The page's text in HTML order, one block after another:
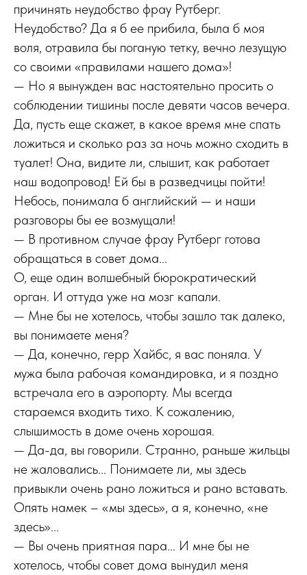
причинять неудобство фрау Рутберг.
Неудобство? Да я б ее прибила, была б моя
воля, отравила бы поганую тетку, вечно лезущую
со своими «правилами нашего дома»!
— Но я вынужден вас настоятельно просить о
соблюдении тишины после девяти часов вечера.
Да, пусть еще скажет, в какое время мне спать
ложиться и сколько раз за ночь можно сходить в
туалет! Она, видите ли, слышит, как работает
наш водопровод! Ей бы в разведчицы пойти!
Небось, понимала б английский — и наши
разговоры бы ее возмущали!
— В противном случае фрау Рутберг готова
обращаться в совет дома...
О, еще один волшебный бюрократический
орган. И оттуда уже на мозг капали.
— Мне бы не хотелось, чтобы зашло так далеко,
вы понимаете меня?
— Да, конечно, герр Хайбс, я вас поняла. У
мужа была рабочая командировка, и я поздно
встречала его в аэропорту. Мы всегда
стараемся входить тихо. К сожалению,
слышимость в доме очень хорошая.
— Да-да, вы говорили. Странно, раньше жильцы
не жаловались... Понимаете ли, мы здесь
привыкли очень рано ложиться и рано вставать.
Опять намек – «мы здесь», а я, конечно, «не
здесь»...
— Вы очень приятная пара... И мне бы не
хотелось, чтобы совет дома вынудил меня